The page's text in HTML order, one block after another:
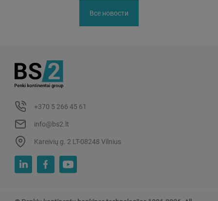
Все новости
+370 5 266 45 61
info@bs2.lt
Kareivių g. 2 LT-08248 Vilnius